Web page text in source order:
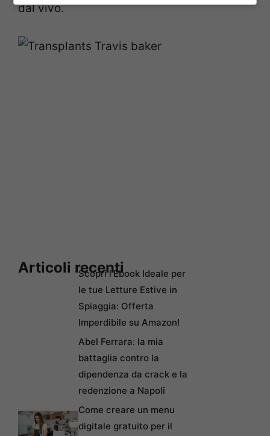
dal vivo.
Articoli recentiScopri l’Ebook Ideale per
le tue Letture Estive in
Spiaggia: Offerta
Imperdibile su Amazon!
Abel Ferrara: la mia
battaglia contro la
dipendenza da crack e la
redenzione a Napoli
Come creare un menu
digitale gratuito per il